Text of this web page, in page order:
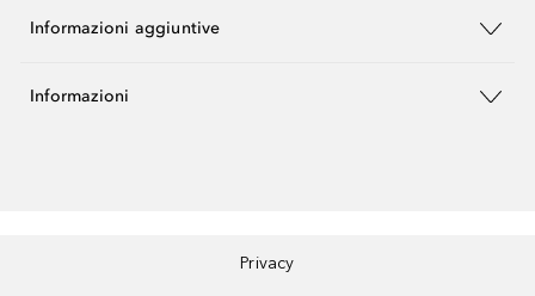
Informazioni aggiuntive
Informazioni
Privacy